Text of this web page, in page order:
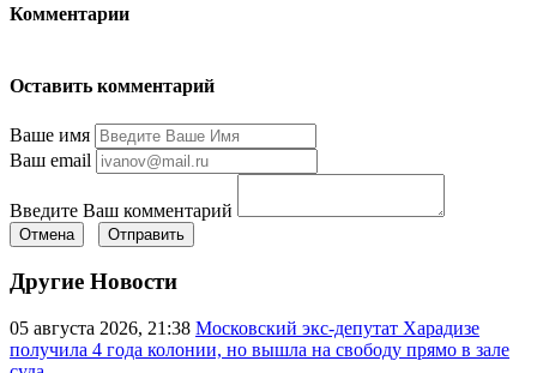
Комментарии
Оставить комментарий
Ваше имя
Ваш email
Введите Ваш комментарий
Отмена Отправить
Другие Новости
05 августа 2026, 21:38 Московский экс-депутат Харадизе
получила 4 года колонии, но вышла на свободу прямо в зале